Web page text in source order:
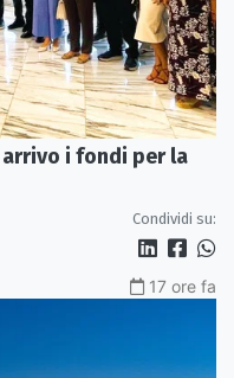
i fondi per la
Condividi su:
17 ore fa